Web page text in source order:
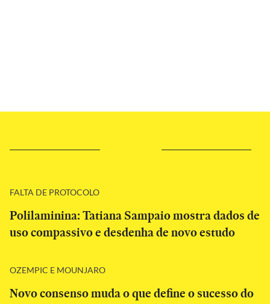
FALTA DE PROTOCOLO
Polilaminina: Tatiana Sampaio mostra dados de
uso compassivo e desdenha de novo estudo
OZEMPIC E MOUNJARO
Novo consenso muda o que define o sucesso do